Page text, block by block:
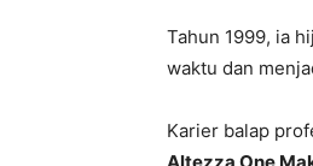
Tahun 1999, ia
waktu dan
Karier balap
Altezza One